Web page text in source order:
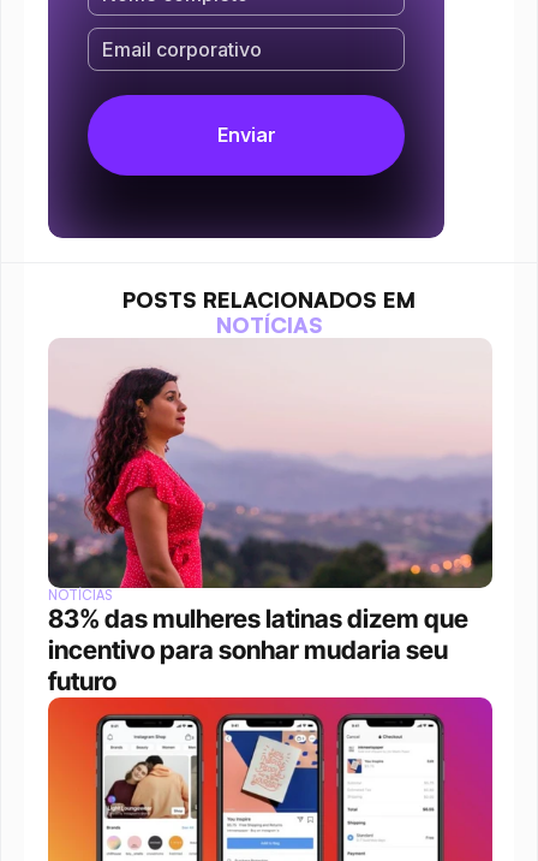
POSTS RELACIONADOS EM
NOTÍCIAS
NOTÍCIAS
83% das mulheres latinas dizem que
incentivo para sonhar mudaria seu
futuro